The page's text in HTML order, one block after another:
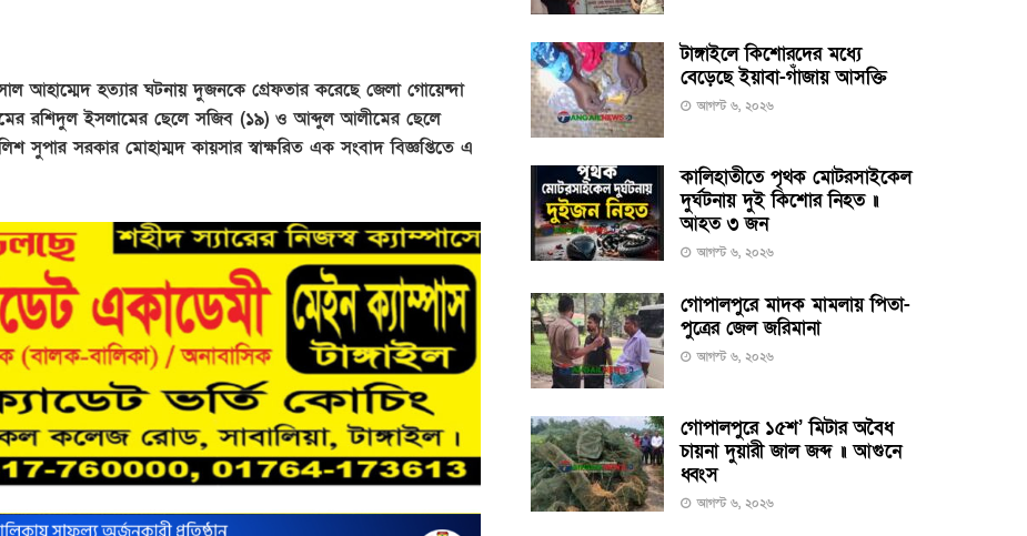
আহাম্মেদ হত্যার ঘটনায় দুজনকে গ্রেফতার করেছে জেলা গোয়েন্দা
রশিদুল ইসলামের ছেলে সজিব (১৯) ও আব্দুল আলীমের ছেলে
সুপার সরকার মোহাম্মদ কায়সার স্বাক্ষরিত এক সংবাদ বিজ্ঞপ্তিতে এ
টাঙ্গাইলে কিশোরদের মধ্যে
বেড়েছে ইয়াবা-গাঁজায় আসক্তি
আগস্ট ৬, ২০২৬
কালিহাতীতে পৃথক মোটরসাইকেল
দুর্ঘটনায় দুই কিশোর নিহত ॥
আহত ৩ জন
আগস্ট ৬, ২০২৬
গোপালপুরে মাদক মামলায় পিতা-
পুত্রের জেল জরিমানা
আগস্ট ৬, ২০২৬
গোপালপুরে ১৫শ’ মিটার অবৈধ
চায়না দুয়ারী জাল জব্দ ॥ আগুনে
ধ্বংস
আগস্ট ৬, ২০২৬